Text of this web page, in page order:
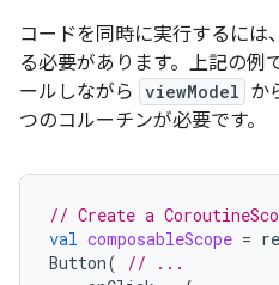
コードを同時に実行するには
る必要があります。上記の例
ールしながら viewModel か
つのコルーチンが必要です。
// Create a
val composableScope =
Button(
// ...